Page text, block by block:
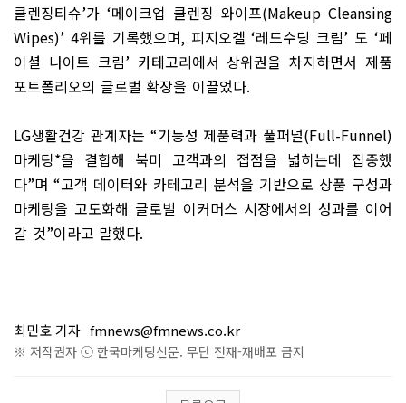
클렌징티슈’가 ‘메이크업 클렌징 와이프(Makeup Cleansing
Wipes)’ 4위를 기록했으며, 피지오겔‘레드수딩 크림’ 도‘페
이셜 나이트 크림’ 카테고리에서 상위권을 차지하면서 제품
포트폴리오의 글로벌 확장을 이끌었다.
LG생활건강 관계자는 “기능성 제품력과 풀퍼널(Full-Funnel)
마케팅*을 결합해 북미 고객과의 접점을 넓히는데 집중했
다”며 “고객 데이터와 카테고리 분석을 기반으로 상품 구성과
마케팅을 고도화해 글로벌 이커머스 시장에서의 성과를 이어
갈 것”이라고 말했다.
최민호 기자 fmnews@fmnews.co.kr
※ 저작권자 ⓒ 한국마케팅신문. 무단 전재-재배포 금지